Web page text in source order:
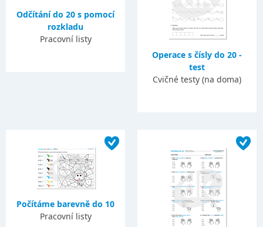
Odčítání do 20 s pomocí
rozkladu
Pracovní listy
Operace s čísly do 20 -
test
Cvičné testy (na doma)
Počítáme barevně do 10
Pracovní listy